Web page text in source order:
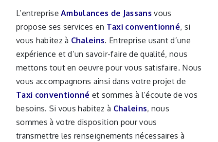
L’entrepriseAmbulances de Jassans vous
propose ses services en Taxi conventionné, si
vous habitez à Chaleins. Entreprise usant d’une
expérience et d’un savoir-faire de qualité, nous
mettons tout en oeuvre pour vous satisfaire. Nous
vous accompagnons ainsi dans votre projet de
Taxi conventionné et sommes à l’écoute de vos
besoins. Si vous habitez à Chaleins, nous
sommes à votre disposition pour vous
transmettre les renseignements nécessaires à